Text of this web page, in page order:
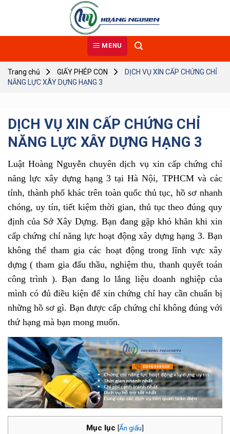
MENU
Trang chủ GIẤY PHÉP CON
DỊCH VỤ XIN CẤP CHỨNG CHỈ
NĂNG LỰC XÂY DỰNG HẠNG 3
DỊCH VỤ XIN CẤP CHỨNG CHỈ
NĂNG LỰC XÂY DỰNG HẠNG 3
Luật Hoàng Nguyễn chuyên dịch vụ xin cấp chứng chỉ
năng lực xây dựng hạng 3 tại Hà Nội, TPHCM và các
tỉnh, thành phố khác trên toàn quốc thủ tục, hồ sơ nhanh
chóng, uy tín, tiết kiệm thời gian, thủ tục theo đúng quy
định của Sở Xây Dựng.Bạn đang gặp khó khăn khi xin
cấp chứng chỉ năng lực hoạt động xây dựng hạng 3. Bạn
không thể tham gia các hoạt động trong lĩnh vực xây
dựng ( tham gia đấu thầu, nghiệm thu, thanh quyết toán
công trình ). Bạn đang lo lắng liệu doanh nghiệp của
mình có đủ điều kiện để xin chứng chỉ hay cần chuẩn bị
những hồ sơ gì. Bạn được cấp chứng chỉ không đúng với
thứ hạng mà bạn mong muốn.
Mục lục [Ẩn giấu]